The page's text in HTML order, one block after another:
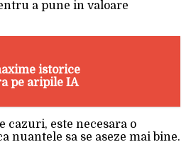
a pune in valoare
istorice
pe aripile IA
cazuri, este necesara o
nuantele sa se aseze mai bine.